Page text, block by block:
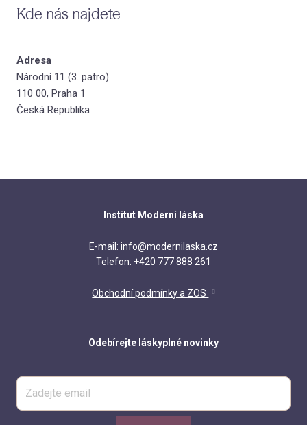
Kde nás najdete
Adresa
Národní 11 (3. patro)
110 00, Praha 1
Česká Republika
Institut Moderní láska
E-mail: info@modernilaska.cz
Telefon: +420 777 888 261
Obchodní podmínky a ZOS
Odebírejte láskyplné novinky